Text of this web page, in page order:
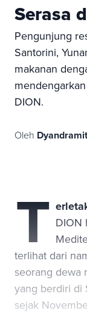
Serasa
Pengunjung
Santorini,
makanan
mendengarkan
DION.
Oleh
T DION
terlihat dari
seorang dewa
yang berdiri di
sejak